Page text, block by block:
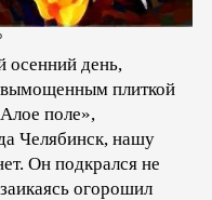
осенний день,
вымощенным плиткой
поле»,
Челябинск, нашу
Он подкрался не
огорошил